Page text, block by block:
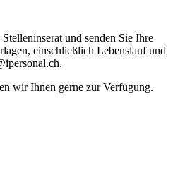
und senden Sie Ihre
einschließlich Lebenslauf und
wir Ihnen gerne zur Verfügung.